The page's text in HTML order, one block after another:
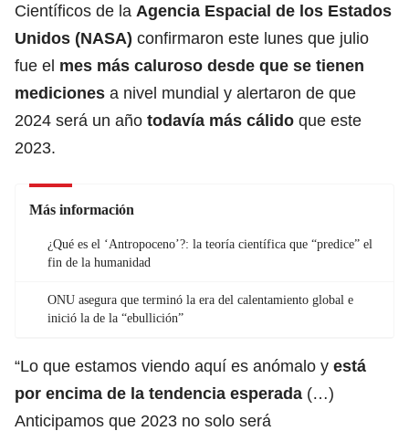
Científicos de la Agencia Espacial de los Estados
Unidos (NASA) confirmaron este lunes que julio
fue el mes más caluroso desde que se tienen
mediciones a nivel mundial y alertaron de que
2024 será un año todavía más cálido que este
2023.
Más información
¿Qué es el ‘Antropoceno’?: la teoría científica que “predice” el
fin de la humanidad
ONU asegura que terminó la era del calentamiento global e
inició la de la “ebullición”
“Lo que estamos viendo aquí es anómalo y está
por encima de la tendencia esperada (…)
Anticipamos que 2023 no solo será